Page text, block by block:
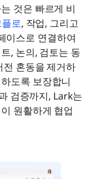
것은 빠르게 비
로, 작업, 그리고
이스로 연결하여
, 논의, 검토는 동
전 혼동을 제거하
도록 보장합니
검증까지, Lark는
원활하게 협업